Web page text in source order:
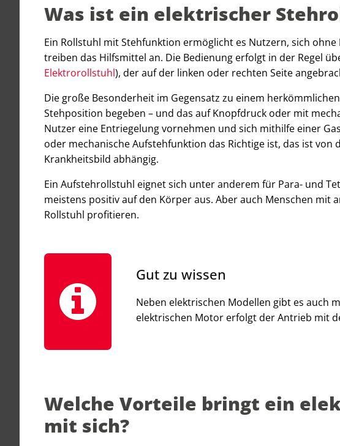
Was ist ein elektrischer
Ein Rollstuhl mit Stehfunktion ermöglicht es Nutzern, sich
treiben das Hilfsmittel an. Die Bedienung erfolgt in der Regel
Elektrorollstuhl), der auf der linken oder rechten Seite
Die große Besonderheit im Gegensatz zu einem
Stehposition begeben – und das auf Knopfdruck oder mit
Nutzer eine Entriegelung vornehmen und sich mithilfe einer
oder mechanische Aufstehfunktion das Richtige ist, das ist
Krankheitsbild abhängig.
Ein Aufstehrollstuhl eignet sich unter anderem für Para- und
meistens positiv auf den Körper aus. Aber auch Menschen
Rollstuhl profitieren.
Gut zu wissen
Neben elektrischen Modellen gibt es auch
elektrischen Motor erfolgt der Antrieb mit
Welche Vorteile bringt ein
mit sich?